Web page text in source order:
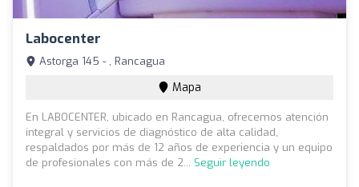
Labocenter
Astorga 145 - , Rancagua
Mapa
En LABOCENTER, ubicado en Rancagua, ofrecemos atención
integral y servicios de diagnóstico de alta calidad,
respaldados por más de 12 años de experiencia y un equipo
de profesionales con más de 2... Seguir leyendo